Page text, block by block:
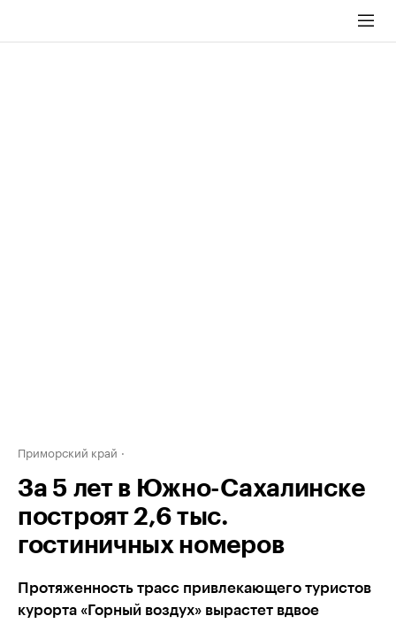
Приморский край
За 5 лет в Южно-Сахалинске
построят 2,6 тыс.
гостиничных номеров
Протяженность трасс привлекающего туристов
курорта «Горный воздух» вырастет вдвое